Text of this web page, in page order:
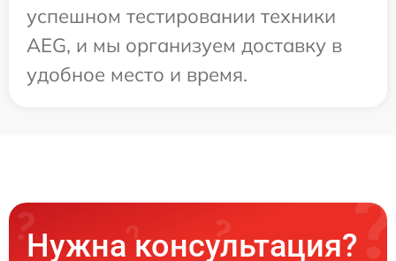
успешном тестировании техники
AEG, и мы организуем доставку в
удобное место и время.
Нужна консультация?